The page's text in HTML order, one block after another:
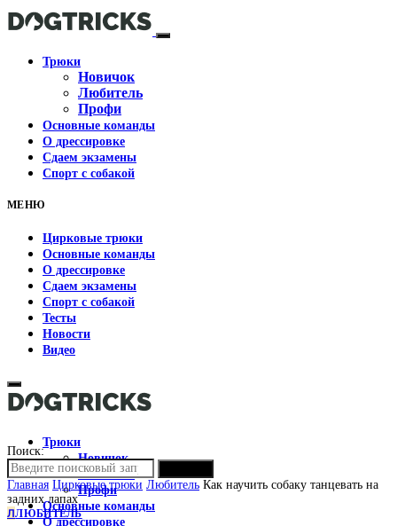
Трюки
Новичок
Любитель
Профи
Основные команды
О дрессировке
Сдаем экзамены
Спорт с собакой
МЕНЮ
Цирковые трюки
Основные команды
О дрессировке
Сдаем экзамены
Спорт с собакой
Тесты
Новости
Видео
Трюки
Новичок
Любитель
Профи
Основные команды
О дрессировке
Поиск:
Главная Цирковые трюки Любитель Как научить собаку танцевать на
задних лапах
ЛЛЮБИТЕЛЬ